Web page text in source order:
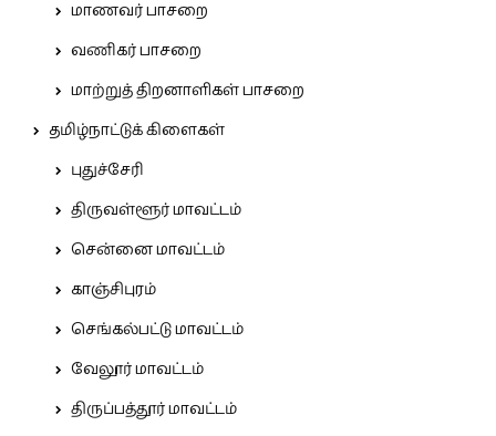
மாணவர் பாசறை
வணிகர் பாசறை
மாற்றுத் திறனாளிகள் பாசறை
தமிழ்நாட்டுக் கிளைகள்
புதுச்சேரி
திருவள்ளூர் மாவட்டம்
சென்னை மாவட்டம்
காஞ்சிபுரம்
செங்கல்பட்டு மாவட்டம்
வேலூர் மாவட்டம்
திருப்பத்தூர் மாவட்டம்